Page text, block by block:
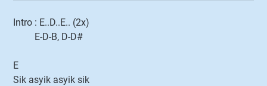
Intro : E..D..E.. (2x)
E-D-B, D-D#
E
Sik asyik asyik sik